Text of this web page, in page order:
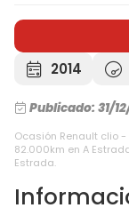
2014
Publicado: 31/
Ocasión Renault clio -
82.000km en A
Estrada.